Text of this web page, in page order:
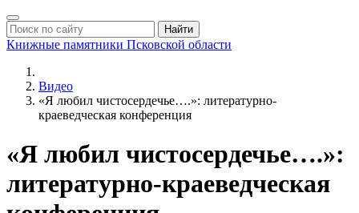
Найти
Книжные памятники Псковской области
Видео
«Я любил чистосердечье….»: литературно-
краеведческая конференция
«Я любил чистосердечье….»:
литературно-краеведческая